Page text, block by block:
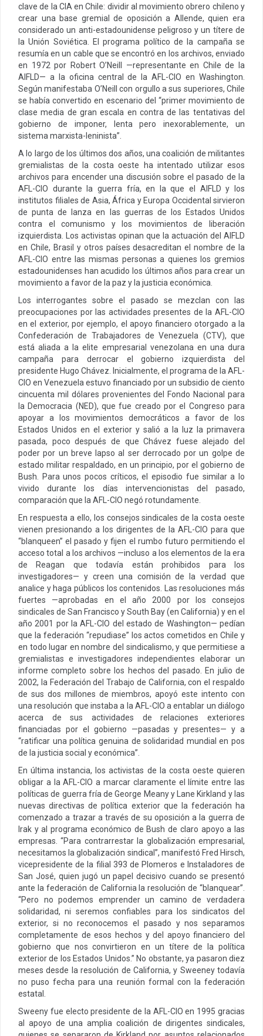
clave de la CIA en Chile: dividir al movimiento obrero chileno y
crear una base gremial de oposición a Allende, quien era
considerado un anti-estadounidense peligroso y un títere de
la Unión Soviética. El programa político de la campaña se
resumía en un cable que se encontró en los archivos, enviado
en 1972 por Robert O’Neill —representante en Chile de la
AIFLD— a la oficina central de la AFL-CIO en Washington.
Según manifestaba O’Neill con orgullo a sus superiores, Chile
se había convertido en escenario del “primer movimiento de
clase media de gran escala en contra de las tentativas del
gobierno de imponer, lenta pero inexorablemente, un
sistema marxista-leninista”.
A lo largo de los últimos dos años, una coalición de militantes
gremialistas de la costa oeste ha intentado utilizar esos
archivos para encender una discusión sobre el pasado de la
AFL-CIO durante la guerra fría, en la que el AIFLD y los
institutos filiales de Asia, África y Europa Occidental sirvieron
de punta de lanza en las guerras de los Estados Unidos
contra el comunismo y los movimientos de liberación
izquierdista. Los activistas opinan que la actuación del AIFLD
en Chile, Brasil y otros países desacreditan el nombre de la
AFL-CIO entre las mismas personas a quienes los gremios
estadounidenses han acudido los últimos años para crear un
movimiento a favor de la paz y la justicia económica.
Los interrogantes sobre el pasado se mezclan con las
preocupaciones por las actividades presentes de la AFL-CIO
en el exterior, por ejemplo, el apoyo financiero otorgado a la
Confederación de Trabajadores de Venezuela (CTV), que
está aliada a la elite empresarial venezolana en una dura
campaña para derrocar el gobierno izquierdista del
presidente Hugo Chávez. Inicialmente, el programa de la AFL-
CIO en Venezuela estuvo financiado por un subsidio de ciento
cincuenta mil dólares provenientes del Fondo Nacional para
la Democracia (NED), que fue creado por el Congreso para
apoyar a los movimientos democráticos a favor de los
Estados Unidos en el exterior y salió a la luz la primavera
pasada, poco después de que Chávez fuese alejado del
poder por un breve lapso al ser derrocado por un golpe de
estado militar respaldado, en un principio, por el gobierno de
Bush. Para unos pocos críticos, el episodio fue similar a lo
vivido durante los días intervencionistas del pasado,
comparación que la AFL-CIO negó rotundamente.
En respuesta a ello, los consejos sindicales de la costa oeste
vienen presionando a los dirigentes de la AFL-CIO para que
“blanqueen” el pasado y fijen el rumbo futuro permitiendo el
acceso total a los archivos —incluso a los elementos de la era
de Reagan que todavía están prohibidos para los
investigadores— y creen una comisión de la verdad que
analice y haga públicos los contenidos. Las resoluciones más
fuertes —aprobadas en el año 2000 por los consejos
sindicales de San Francisco y South Bay (en California) y en el
año 2001 por la AFL-CIO del estado de Washington— pedían
que la federación “repudiase” los actos cometidos en Chile y
en todo lugar en nombre del sindicalismo, y que permitiese a
gremialistas e investigadores independientes elaborar un
informe completo sobre los hechos del pasado. En julio de
2002, la Federación del Trabajo de California, con el respaldo
de sus dos millones de miembros, apoyó este intento con
una resolución que instaba a la AFL-CIO a entablar un diálogo
acerca de sus actividades de relaciones exteriores
financiadas por el gobierno —pasadas y presentes— y a
“ratificar una política genuina de solidaridad mundial en pos
de la justicia social y económica”.
En última instancia, los activistas de la costa oeste quieren
obligar a la AFL-CIO a marcar claramente el límite entre las
políticas de guerra fría de George Meany y Lane Kirkland y las
nuevas directivas de política exterior que la federación ha
comenzado a trazar a través de su oposición a la guerra de
Irak y al programa económico de Bush de claro apoyo a las
empresas. “Para contrarrestar la globalización empresarial,
necesitamos la globalización sindical”, manifestó Fred Hirsch,
vicepresidente de la filial 393 de Plomeros e Instaladores de
San José, quien jugó un papel decisivo cuando se presentó
ante la federación de California la resolución de “blanquear”.
“Pero no podemos emprender un camino de verdadera
solidaridad, ni seremos confiables para los sindicatos del
exterior, si no reconocemos el pasado y nos separamos
completamente de esos hechos y del apoyo financiero del
gobierno que nos convirtieron en un títere de la política
exterior de los Estados Unidos.” No obstante, ya pasaron diez
meses desde la resolución de California, y Sweeney todavía
no puso fecha para una reunión formal con la federación
estatal.
Sweeny fue electo presidente de la AFL-CIO en 1995 gracias
al apoyo de una amplia coalición de dirigentes sindicales,